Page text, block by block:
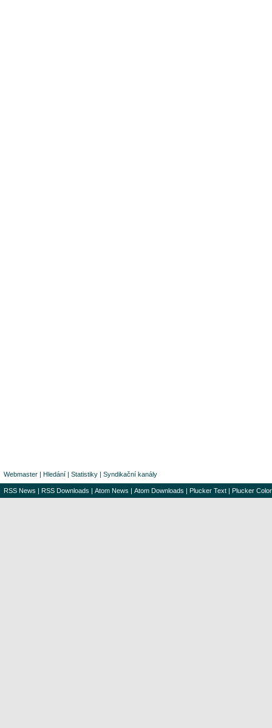
Webmaster | Hledání | Statistiky | Syndikační kanály
RSS News | RSS Downloads | Atom News | Atom Downloads | Plucker Text | Plucker Color